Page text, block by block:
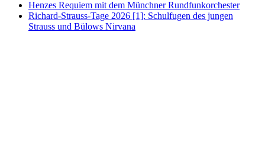
Henzes Requiem mit dem Münchner Rundfunkorchester
Richard-Strauss-Tage 2026 [1]: Schulfugen des jungen
Strauss und Bülows Nirvana